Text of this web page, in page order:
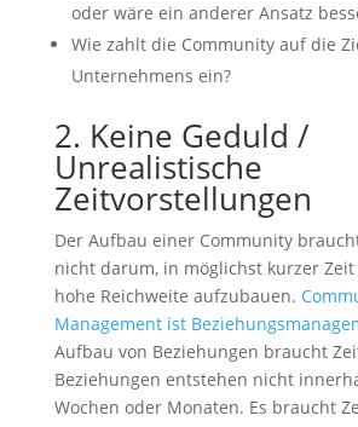
oder wäre ein anderer Ansatz
Wie zahlt die Community auf die
Unternehmens ein?
2. Keine Geduld /
Unrealistische
Zeitvorstellungen
Der Aufbau einer Community
nicht darum, in möglichst kurzer
hohe Reichweite aufzubauen.
Management ist
Aufbau von Beziehungen braucht
Beziehungen entstehen nicht
Wochen oder Monaten. Es braucht